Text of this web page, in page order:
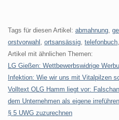
Tags für diesen Artikel: abmahnung
orstvorwahl
ortsansässig telefonbuch
Artikel mit ähnlichen Themen:
LG Gießen: Wettbewerbswidrige
Infektion: Wie wir uns mit Vitalpilzen
Volltext OLG Hamm liegt vor:
dem Unternehmen als eigene
§ 5 UWG zuzurechnen